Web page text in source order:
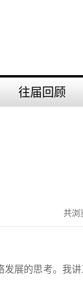
往届回顾
共浏
展的思考。我